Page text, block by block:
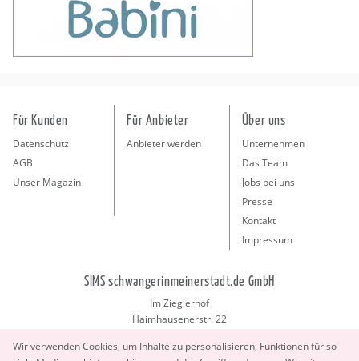
Wir ver­wen­den Coo­kies, um In­hal­te zu per­so­na­li­sie­ren, Funk­tio­nen für so­
Für Kunden
Datenschutz
AGB
Unser Magazin
Für Anbieter
Anbieter werden
Über uns
Unternehmen
Das Team
Jobs bei uns
Presse
Kontakt
Impressum
SIMS schwangerinmeinerstadt.de GmbH
Im Zieglerhof
Haimhausenerstr. 22
info@schwangerinmeinerstadt.de